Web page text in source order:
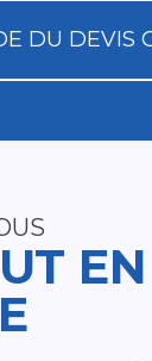
DU DEVIS
EN